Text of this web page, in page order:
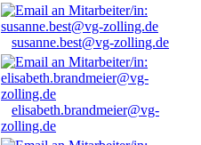
susanne.best@vg-zolling.de
elisabeth.brandmeier@vg-
zolling.de